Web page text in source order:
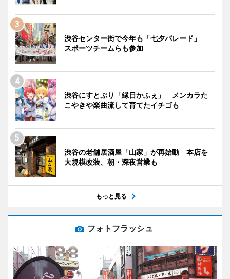
渋谷センター街で今年も「七夕パレード」
スポーツチームらも参加
渋谷にすとぷり「縁日かふぇ」 メンカラた
こやきや楽曲流して育てたイチゴも
渋谷の老舗居酒屋「山家」が再始動 本店を
大規模改装、朝・深夜営業も
もっと見る
フォトフラッシュ